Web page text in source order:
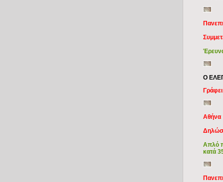
Ο
Αθήνα
Απλό
κατά